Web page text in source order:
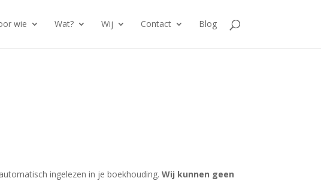
wie Wat? Wij Contact Blog
ingelezen in je boekhouding.Wij kunnen geen